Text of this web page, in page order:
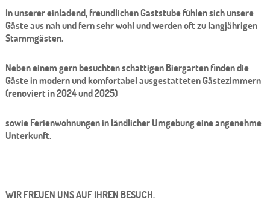
In unserer einladend, freundlichen Gaststube fühlen sich unsere
Gäste aus nah und fern sehr wohl und werden oft zu langjährigen
Stammgästen.
Neben einem gern besuchten schattigen Biergarten finden die
Gäste in modern und komfortabel ausgestatteten Gästezimmern
(renoviert in 2024 und 2025)
sowie Ferienwohnungen in ländlicher Umgebung eine angenehme
Unterkunft.
WIR FREUEN UNS AUF IHREN BESUCH.